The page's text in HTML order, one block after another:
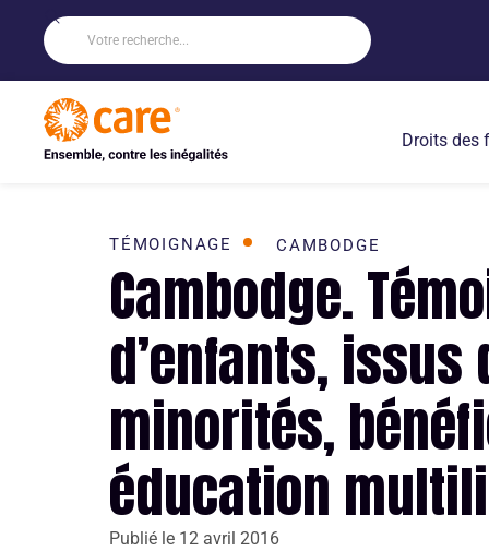
Droits des
TÉMOIGNAGE CAMBODGE
Cambodge.
d’enfants, issus
minorités,
éducation
Publié le 12 avril 2016